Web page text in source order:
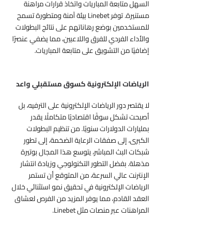
السهل متابعة المباريات واتخاذ قرارات مراهنة
مستنيرة. توفر Linebet بيئة آمنة ومتطورة تسمح
للمستخدمين بوضع رهاناتهم على نتائج البطولات
والأداء الفردي للفرق واللاعبين، مما يضفي عنصرًا
إضافيًا من التشويق على متابعة المباريات.
الرياضات الإلكترونية كسوق مستقبلي واعد
لا يقتصر دور الرياضات الإلكترونية على الترفيه، بل
أصبحت تشكل سوقًا اقتصاديًا متكاملًا يقدر
بمليارات الدولارات سنويًا. من تنظيم البطولات
الكبرى، إلى صفقات الرعاية الضخمة، إلى تطور
شبكات البث المباشر، يتوسع هذا المجال بوتيرة
مذهلة. بفضل التطور التكنولوجي وزيادة انتشار
الإنترنت عالي السرعة، من المتوقع أن تستمر
الرياضات الإلكترونية في تحقيق نمو استثنائي خلال
العقد القادم، مما يوفر المزيد من الفرص لعشاق
المراهنات عبر منصات مثل Linebet.